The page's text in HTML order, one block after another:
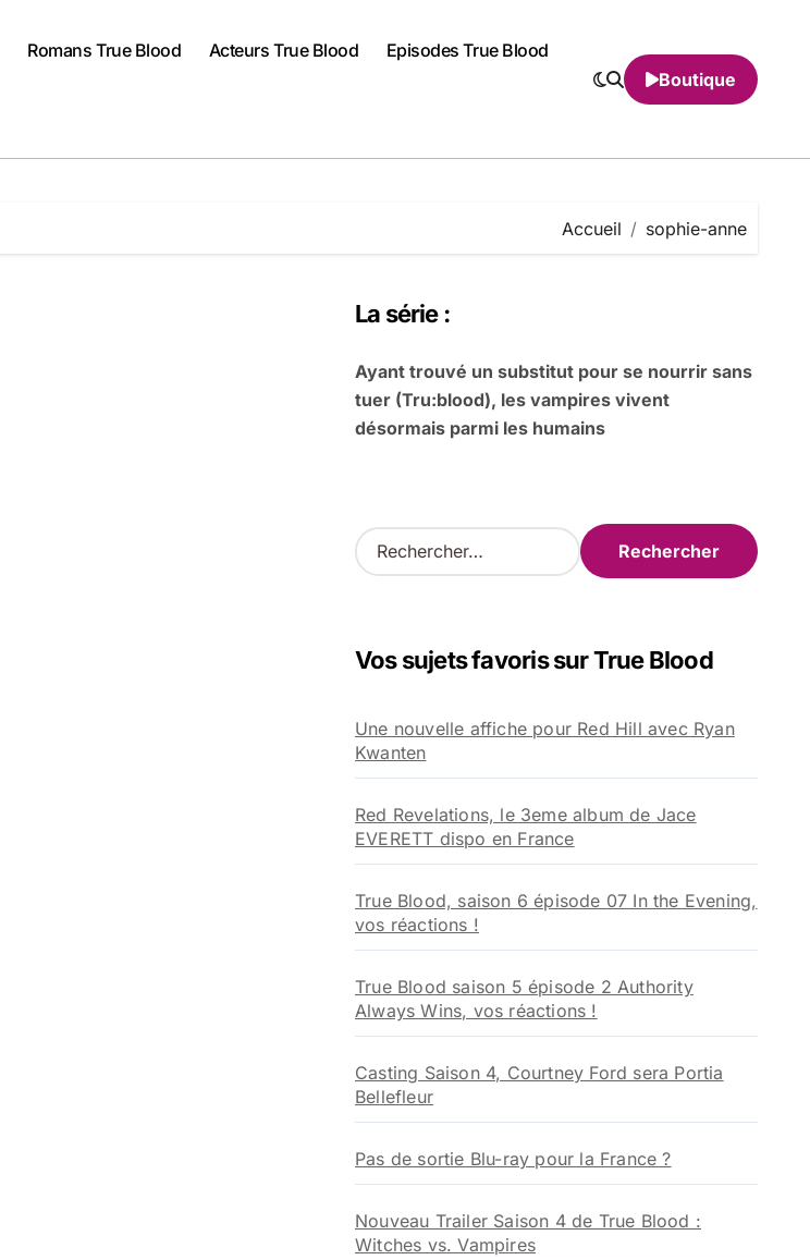
Romans True Blood Acteurs True Blood Episodes True Blood
Boutique
Accueil sophie-anne
La série :
Ayant trouvé un substitut pour se nourrir sans
tuer (Tru:blood), les vampires vivent
désormais parmi les humains
R
e
r
e
r
Vos sujets favoris sur True Blood
Une nouvelle affiche pour Red Hill avec Ryan
Kwanten
Red Revelations, le 3eme album de Jace
EVERETT dispo en France
True Blood, saison 6 épisode 07 In the Evening,
vos réactions !
True Blood saison 5 épisode 2 Authority
Always Wins, vos réactions !
Casting Saison 4, Courtney Ford sera Portia
Bellefleur
Pas de sortie Blu-ray pour la France ?
Nouveau Trailer Saison 4 de True Blood :
Witches vs. Vampires